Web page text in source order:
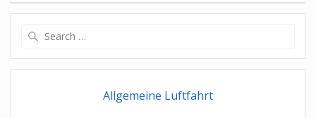
Allgemeine Luftfahrt